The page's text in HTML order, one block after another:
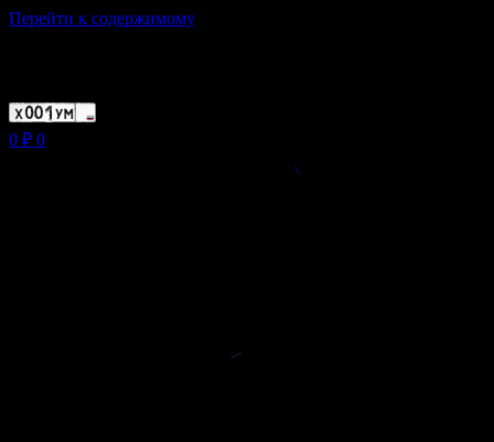
Перейти к содержимому
0 ₽ 0